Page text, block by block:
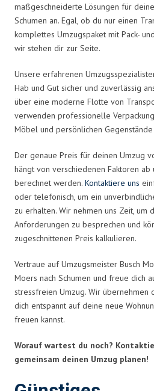
maßgeschneiderte Lösungen für
Schumen an. Egal, ob du nur einen
komplettes Umzugspaket mit Pack-
wir stehen dir zur Seite.
Unsere erfahrenen
Hab und Gut sicher und zuverlässig
über eine moderne Flotte von
verwenden professionelle
Möbel und persönlichen
Der genaue Preis für deinen Umzug
hängt von verschiedenen Faktoren
berechnet werden. Kontaktiere uns
oder telefonisch, um ein
zu erhalten. Wir nehmen uns Zeit, um
Anforderungen zu besprechen und
zugeschnittenen Preis kalkulieren.
Vertraue auf Umzugsmeister Busch
Moers nach Schumen und freue dich
stressfreien Umzug. Wir übernehmen
dich entspannt auf deine neue
freuen kannst.
Worauf wartest du noch?
gemeinsam deinen Umzug planen!